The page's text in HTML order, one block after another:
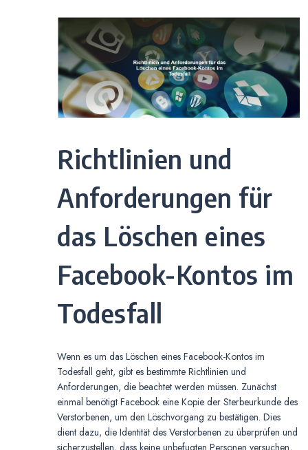
Richtlinien und
Anforderungen für
das Löschen eines
Facebook-Kontos im
Todesfall
Wenn es um das Löschen eines Facebook-Kontos im
Todesfall geht, gibt es bestimmte Richtlinien und
Anforderungen, die beachtet werden müssen. Zunächst
einmal benötigt Facebook eine Kopie der Sterbeurkunde des
Verstorbenen, um den Löschvorgang zu bestätigen. Dies
dient dazu, die Identität des Verstorbenen zu überprüfen und